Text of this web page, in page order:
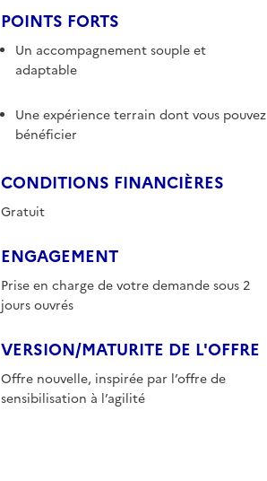
POINTS FORTS
Un accompagnement souple et
adaptable
Une expérience terrain dont vous pouvez
bénéficier
CONDITIONS FINANCIÈRES
Gratuit
ENGAGEMENT
Prise en charge de votre demande sous 2
jours ouvrés
VERSION/MATURITE DE L'OFFRE
Offre nouvelle, inspirée par l’offre de
sensibilisation à l’agilité